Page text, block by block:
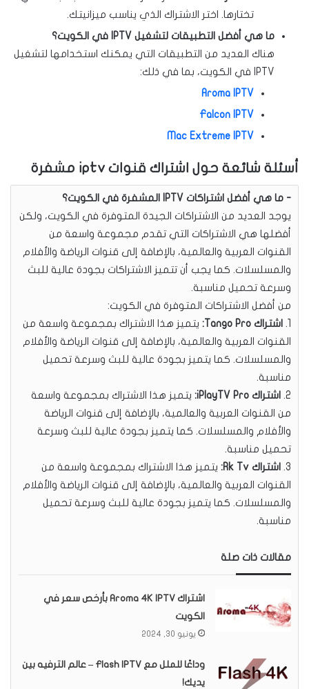
تختارها. اختر الاشتراك الذي يناسب ميزانيتك.
ما هي أفضل التطبيقات لتشغيل IPTV في الكويت؟
هناك العديد من التطبيقات التي يمكنك استخدامها لتشغيل
IPTV في الكويت، بما في ذلك:
Aroma IPTV
Falcon IPTV
Mac Extreme IPTV
أسئلة شائعة حول اشتراك قنوات iptv مشفرة
ما هي أفضل اشتراكات IPTV المشفرة في الكويت؟
يوجد العديد من الاشتراكات الجيدة المتوفرة في الكويت، ولكن
أفضلها هي الاشتراكات التي تقدم مجموعة واسعة من
القنوات العربية والعالمية، بالإضافة إلى قنوات الرياضة والأفلام
والمسلسلات. كما يجب أن تتميز الاشتراكات بجودة عالية للبث
وسرعة تحميل مناسبة.
من أفضل الاشتراكات المتوفرة في الكويت:
1.
اشتراك Tango Pro:
يتميز هذا الاشتراك بمجموعة واسعة من
القنوات العربية والعالمية، بالإضافة إلى قنوات الرياضة والأفلام
والمسلسلات. كما يتميز بجودة عالية للبث وسرعة تحميل
مناسبة.
2.
اشتراك iPlayTV Pro:
يتميز هذا الاشتراك بمجموعة واسعة
من القنوات العربية والعالمية، بالإضافة إلى قنوات الرياضة
والأفلام والمسلسلات. كما يتميز بجودة عالية للبث وسرعة
تحميل مناسبة.
3.
اشتراك Rk Tv:
يتميز هذا الاشتراك بمجموعة واسعة من
القنوات العربية والعالمية، بالإضافة إلى قنوات الرياضة والأفلام
والمسلسلات. كما يتميز بجودة عالية للبث وسرعة تحميل
مناسبة.
مقالات ذات صلة
اشتراك Aroma 4K IPTV بأرخص سعر في
الكويت
يونيو 30, 2024
وداعًا للملل مع Flash IPTV – عالم الترفيه بين
يديك!